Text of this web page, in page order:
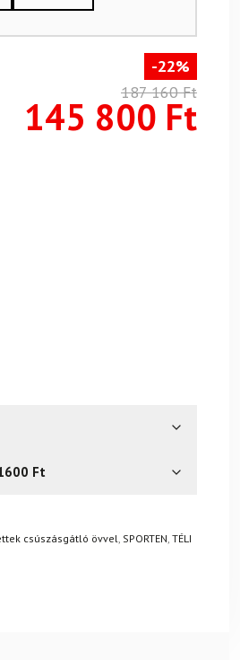
-22%
187 160Ft
145 800 Ft
Ft
visszaküldheti 14
csúszásgátló övvel SPORTEN TÉLI